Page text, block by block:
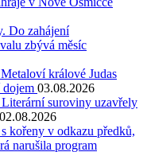
Do zahájení
zbývá měsíc
králové Judas
dojem 03.08.2026
suroviny uzavřely
02.08.2026
kořeny v odkazu předků,
narušila program